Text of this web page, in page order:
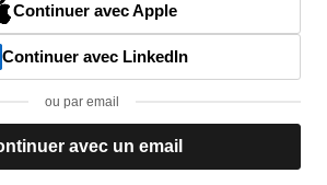
Continuer avec Apple
Continuer avec LinkedIn
ou par email
avec un email